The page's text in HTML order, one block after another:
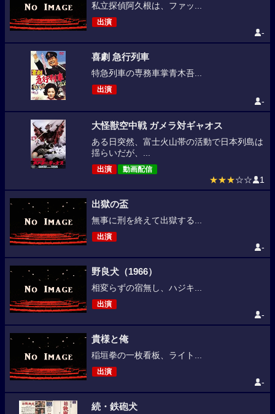
私立探偵阿久根は、ファッ...
出演
-
喜劇 急行列車
特急列車の専務車掌青木吾...
出演
-
大怪獣空中戦 ガメラ対ギャオス
ある日突然、富士火山帯の活動で日本列島は
揺らいだが、...
出演 動画配信
★★★☆☆ 1
出獄の盃
無事に刑を終えて出獄する...
出演
-
野良犬（1966）
相変らずの宿無し、ハジキ...
出演
-
貴様と俺
稲垣拳の一枚看板、ライト...
出演
-
続・鉄砲犬